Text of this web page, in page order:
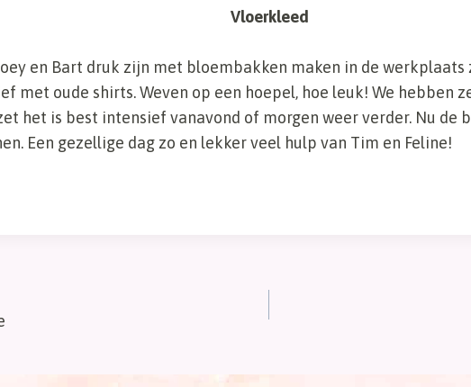
Vloerkleed
en Bart druk zijn met bloembakken maken in de werkplaats
met oude shirts. Weven op een hoepel, hoe leuk! We hebben
het is best intensief vanavond of morgen weer verder. Nu de
Een gezellige dag zo en lekker veel hulp van Tim en Feline!